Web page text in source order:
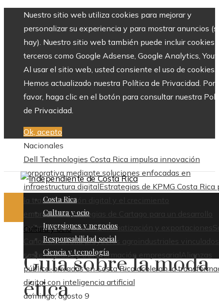
Nuestro sitio web utiliza cookies para mejorar y
personalizar su experiencia y para mostrar anuncios
hay). Nuestro sitio web también puede incluir cookies
terceros como Google Adsense, Google Analytics,
Al usar el sitio web, usted consiente el uso de cookies.
Hemos actualizado nuestra Política de Privacidad. Por
favor, haga clic en el botón para consultar nuestra
de Privacidad.
Ok, acepto
Nacionales
Dell Technologies Costa Rica impulsa innovación
corporativa mediante soluciones enfocadas en
infraestructura digitalEstrategias de KPMG Costa Rica
la transformación digital y el crecimiento
empresarialEstrategias de Cartago para un desarrollo
industrial basado en automatización y exportaciones
Carlos desarrolla proyectos agroindustriales
sostenibilidad y transformación empresarial Alianzas
público-privadas en Costa Rica aceleran la
digital con inteligencia artificial
domingo, agosto 9
Costa Rica
Cultura y ocio
Inversiones y negocios
Responsabilidad social
Ciencia y tecnología
Cultura y ocio
Guía sobre la moda
ética